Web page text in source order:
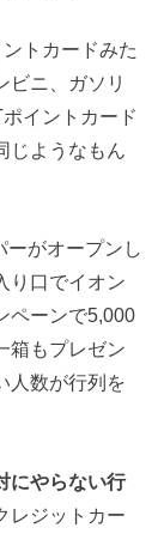
トカードみた
ビニ、ガソリ
イントカード
じようなもん
ーがオープンし
り口でイオン
ペーンで5,000
箱もプレゼン
人数が行列を
にやらない行
レジットカー